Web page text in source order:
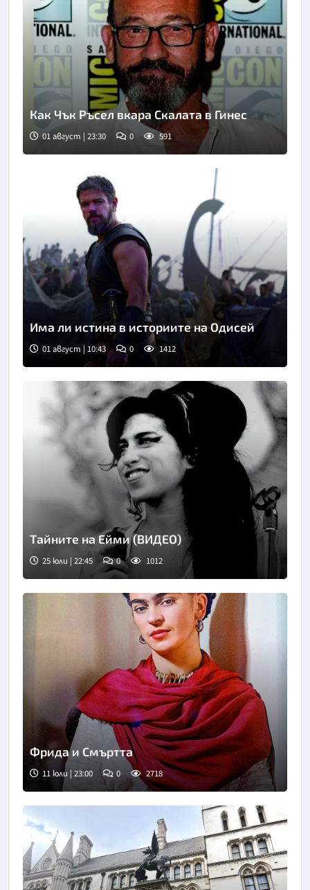
Как Чък Ръсел вкара Скалата в Гинес
01 август | 23:30 0 591
Има ли истина в историите на Одисей
01 август | 10:43 0 1412
Тайните на Ейми (ВИДЕО)
25 юли | 22:45 0 1012
Фрида и Смъртта
11 юли | 23:00 0 2718